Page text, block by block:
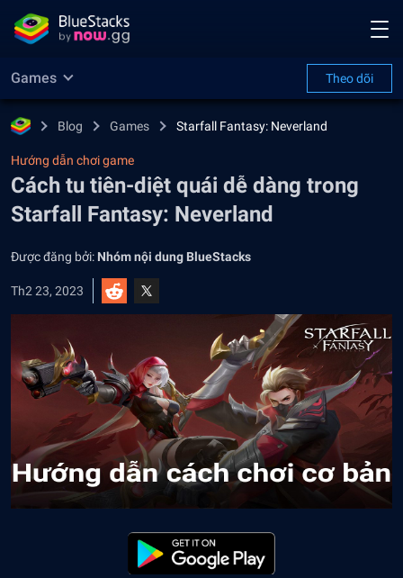
Games Theo dõi
Blog Games Starfall Fantasy: Neverland
Hướng dẫn chơi game
Cách tu tiên-diệt quái dễ dàng trong
Starfall Fantasy: Neverland
Được đăng bởi: Nhóm nội dung BlueStacks
Th2 23, 2023